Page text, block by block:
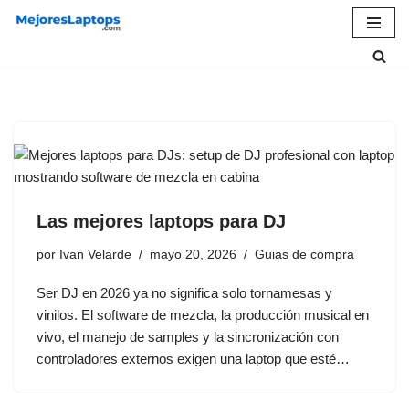
Las mejores laptops para DJ
por Ivan Velarde mayo 20, 2026 Guias de compra
Ser DJ en 2026 ya no significa solo tornamesas y
vinilos. El software de mezcla, la producción musical en
vivo, el manejo de samples y la sincronización con
controladores externos exigen una laptop que esté…